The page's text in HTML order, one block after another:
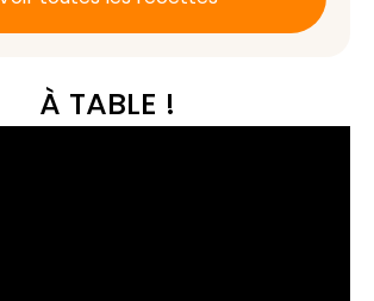
À TABLE !